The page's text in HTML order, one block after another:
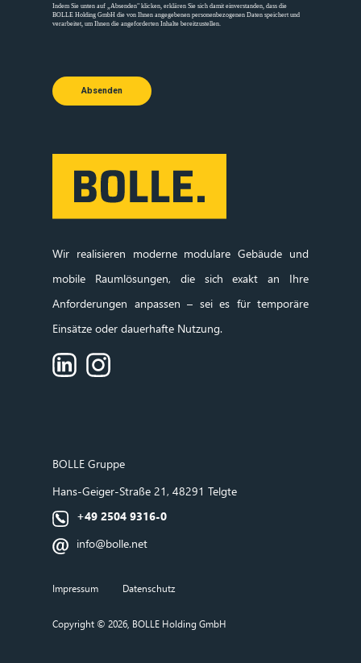
Indem Sie unten auf „Absenden" klicken, erklären Sie sich damit einverstanden, dass die
BOLLE Holding GmbH die von Ihnen angegebenen personenbezogenen Daten speichert und
verarbeitet, um Ihnen die angeforderten Inhalte bereitzustellen.
Absenden
Wir realisieren moderne modulare Gebäude und
mobile Raumlösungen, die sich exakt an Ihre
Anforderungen anpassen – sei es für temporäre
Einsätze oder dauerhafte Nutzung.
BOLLE Gruppe
Hans‑Geiger‑Straße 21, 48291 Telgte
+49 2504 9316-0
info@bolle.net
Impressum Datenschutz
Copyright © 2026, BOLLE Holding GmbH